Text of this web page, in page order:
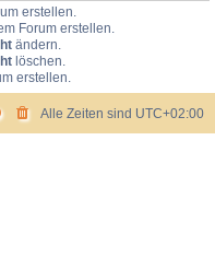
erstellen.
Forum erstellen.
ändern.
löschen.
erstellen.
Alle Zeiten sind UTC+02:00